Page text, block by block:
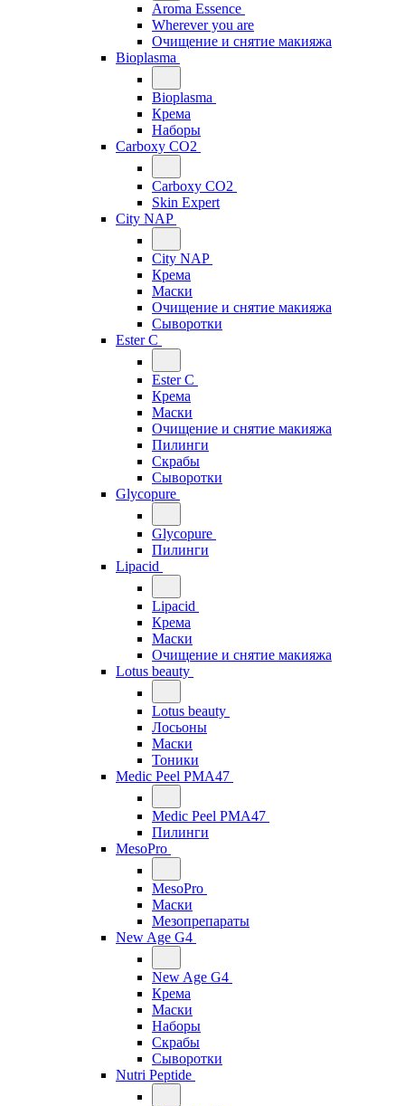
Aroma Essence
Wherever you are
Очищение и снятие макияжа
Bioplasma
Bioplasma
Крема
Наборы
Carboxy CO2
Carboxy CO2
Skin Expert
City NAP
City NAP
Крема
Маски
Очищение и снятие макияжа
Сыворотки
Ester C
Ester C
Крема
Маски
Очищение и снятие макияжа
Пилинги
Скрабы
Сыворотки
Glycopure
Glycopure
Пилинги
Lipacid
Lipacid
Крема
Маски
Очищение и снятие макияжа
Lotus beauty
Lotus beauty
Лосьоны
Маски
Тоники
Medic Peel PMA47
Medic Peel PMA47
Пилинги
MesoPro
MesoPro
Маски
Мезопрепараты
New Age G4
New Age G4
Крема
Маски
Наборы
Скрабы
Сыворотки
Nutri Peptide